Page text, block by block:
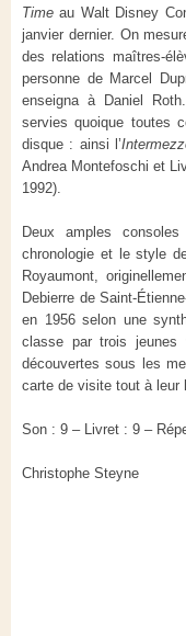
Time au Walt Disney
janvier dernier. On
des relations maîtres-
personne de Marcel
enseigna à Daniel
servies quoique toutes
disque : ainsi l’
Andrea Montefoschi et
1992).
Deux amples
chronologie et le style
Royaumont,
Debierre de Saint-
en 1956 selon une
classe par trois jeunes
découvertes sous les
carte de visite tout à leur
Son : 9 – Livret : 9 –
Christophe Steyne